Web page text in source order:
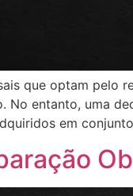
que optam pelo
No entanto, uma
em